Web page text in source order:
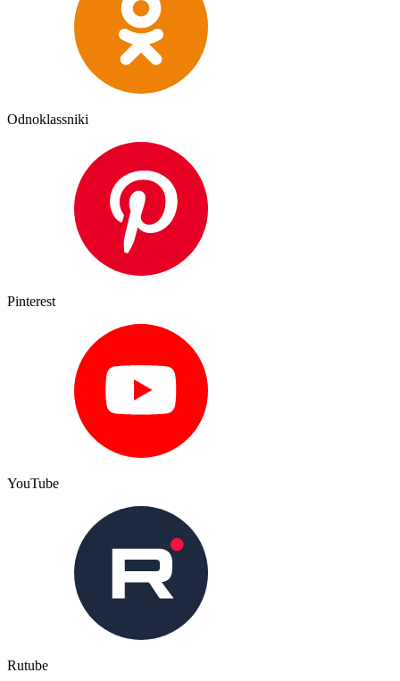
Odnoklassniki
Pinterest
YouTube
Rutube